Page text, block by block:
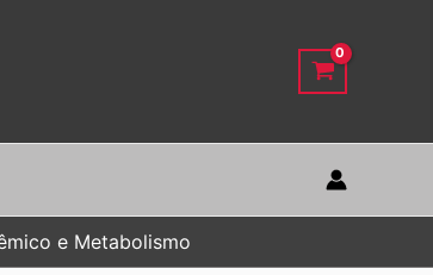
e Metabolismo